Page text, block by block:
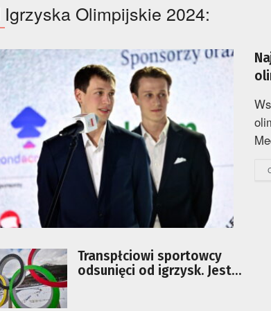
Igrzyska Olimpijskie 2024:
Transpłciowi sportowcy
odsunięci od igrzysk. Jest